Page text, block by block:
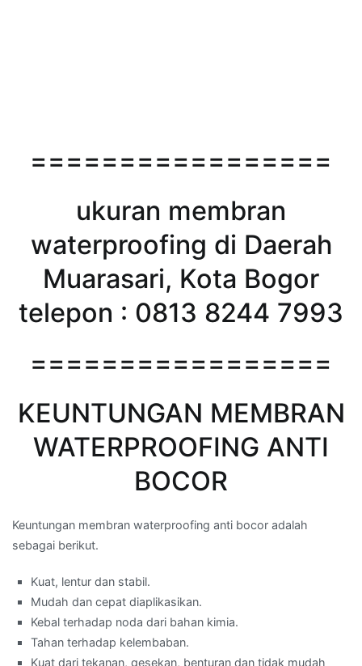
=================
ukuran membran
waterproofing di Daerah
Muarasari, Kota Bogor
telepon : 0813 8244 7993
=================
KEUNTUNGAN MEMBRAN
WATERPROOFING ANTI
BOCOR
Keuntungan membran waterproofing anti bocor adalah
sebagai berikut.
Kuat, lentur dan stabil.
Mudah dan cepat diaplikasikan.
Kebal terhadap noda dari bahan kimia.
Tahan terhadap kelembaban.
Kuat dari tekanan, gesekan, benturan dan tidak mudah